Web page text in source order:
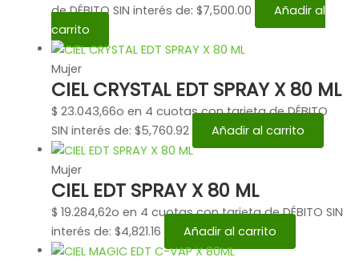
de DÉBITO SIN interés de: $7,500.00
Añadir al
carrito
Mujer
CIEL CRYSTAL EDT SPRAY X 80 ML
$ 23.043,66o en 4 cuotas con tarjeta de DÉBITO
SIN interés de: $5,760.92
Añadir al carrito
Mujer
CIEL EDT SPRAY X 80 ML
$ 19.284,62o en 4 cuotas con tarjeta de DÉBITO SIN
interés de: $4,821.16
Añadir al carrito